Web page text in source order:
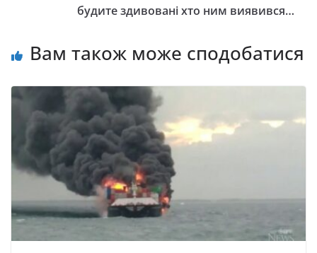
будите здивовані хто ним виявився…
Вам також може сподобатися